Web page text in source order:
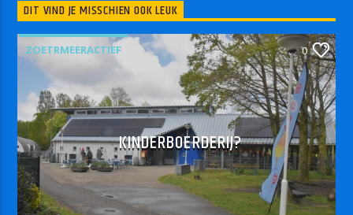
DIT VIND JE MISSCHIEN OOK LEUK
ZOETRMEERACTIEF 0
KINDERBOERDERIJ?